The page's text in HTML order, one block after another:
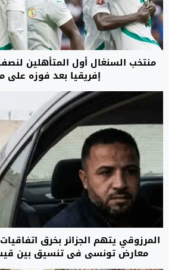
منتخب السنغال أول المتأهلين
إفريقيا بعد فوزه على
المرزوقي يتهم الجزائر بخرق
معارض تونسي في تنسيق بين